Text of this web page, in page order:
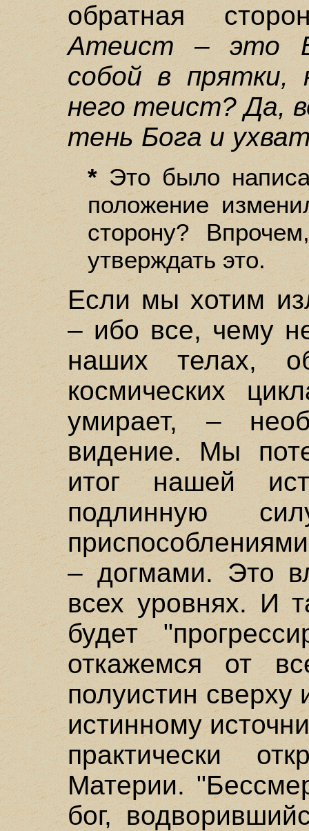
обратная
Атеист – это
собой в
него теист? Да,
тень Бога и
*Это было
положение
сторону?
утверждать это.
Если мы хотим
– ибо все, чему
наших телах,
космических
умирает, –
видение. Мы
итог нашей
подлинную
– догмами. Это
всех уровнях. И
будет
откажемся от
полуистин сверху
истинному
практически
Материи.
бог,